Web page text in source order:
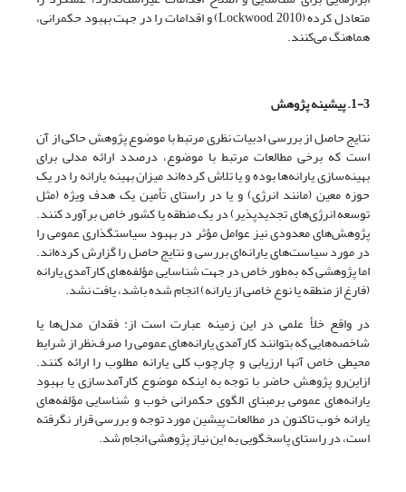
متعادل کرده (Lockwood, 2010) و اقدامات را در جهت بهبود حکمرانی،
هماهنگ می‌کنند.
1-3. پیشینه پژوهش
نتایج حاصل از بررسی ادبیات نظری مرتبط با موضوع پژوهش حاکی از آن
است که برخی مطالعات مرتبط با موضوع، در‌صدد ارائه مدلی برای
بهینه‌سازی یارانه‌ها بوده و یا تلاش کرده‌اند میزان بهینه یارانه را در یک
حوزه معین (مانند انرژی) و یا در راستای تأمین یک هدف ویژه (مثل
توسعه انرژی‌های تجدیدپذیر) در یک منطقه یا کشور خاص برآورد کنند.
پژوهش‌های معدودی نیز عوامل مؤثر در بهبود سیاستگذاری عمومی را
در مورد سیاست‌های یارانه‌ای بررسی و نتایج حاصل را گزارش کرده‌اند.
اما پژوهشی که به‌طور خاص در جهت شناسایی مؤلفه‌های کارآمدی یارانه
(فارغ از منطقه یا نوع خاصی از یارانه) انجام شده باشد، یافت نشد.
در واقع خلأ علمی در این زمینه عبارت است از: فقدان مدل‌ها یا
شاخصه‌هایی که بتوانند کارآمدی یارانه‌های عمومی را صرف‌نظر از شرایط
محیطی خاص آنها ارزیابی و چارچوب کلی یارانه مطلوب را ارائه کنند.
ازاین‌رو پژوهش حاضر با توجه به اینکه موضوع کارآمدسازی یا بهبود
یارانه‌های عمومی بر‌مبنای الگوی حکمرانی خوب و شناسایی مؤلفه‌های
یارانه خوب تاکنون در مطالعات پیشین مورد توجه و بررسی قرار نگرفته
است، در راستای پاسخگویی به این نیاز پژوهشی انجام شد.